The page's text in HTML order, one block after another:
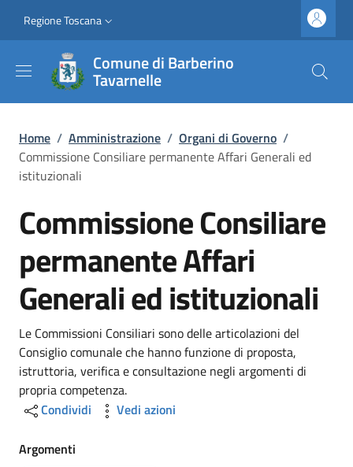
Slim top
Regione Toscana
Comune di Barberino
Tavarnelle
Briciole di pane
Home / Amministrazione / Organi di Governo /
Commissione Consiliare permanente Affari Generali ed
istituzionali
Commissione Consiliare
permanente Affari
Generali ed istituzionali
Dettagli
Le Commissioni Consiliari sono delle articolazioni del
Consiglio comunale che hanno funzione di proposta,
istruttoria, verifica e consultazione negli argomenti di
propria competenza.
Condividi
Vedi azioni
Argomenti